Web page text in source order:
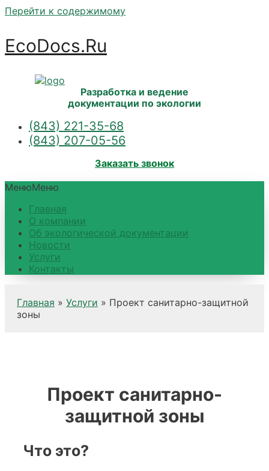
Перейти к содержимому
EcoDocs.Ru
Разработка и ведение
документации по экологии
(843) 221-35-68
(843) 207-05-56
Заказать звонок
МенюМеню
Главная
О компании
Об экологической документации
Новости
Услуги
Контакты
Главная » Услуги » Проект санитарно-защитной
зоны
Проект санитарно-
защитной зоны
Что это?